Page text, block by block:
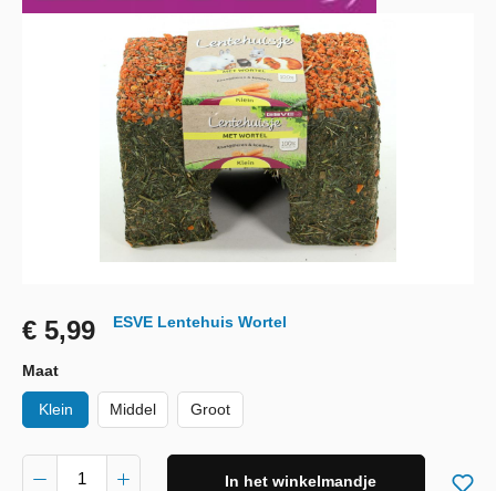
€ 5,99 ESVE Lentehuis Wortel
Maat
Klein Middel Groot
In het winkelmandje